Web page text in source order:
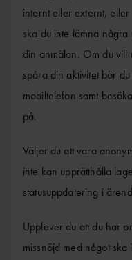
internt eller externt,
ska du inte lämna
din anmälan. Om du vill
spåra din aktivitet bör
mobiltelefon samt
på.
Väljer du att vara
inte kan upprätthålla
statusuppdatering i
Upplever du att du har
missnöjd med något